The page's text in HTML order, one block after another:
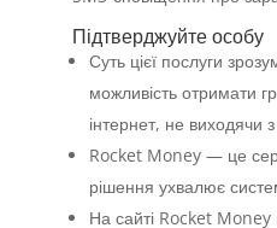
Підтверджуйте особу
Суть цієї послуги
можливість отримати
інтернет, не виходячи
Rocket Money — це
рішення ухвалює
На сайті Rocket